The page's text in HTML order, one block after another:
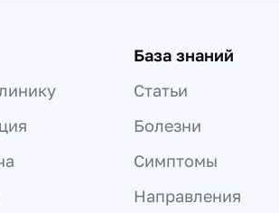
База знаний
Статьи
Болезни
Симптомы
Направления